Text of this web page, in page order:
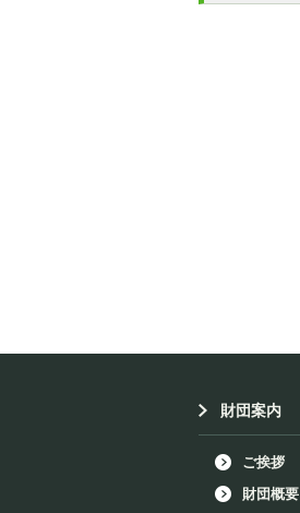
財団案内
ご挨拶
財団概要